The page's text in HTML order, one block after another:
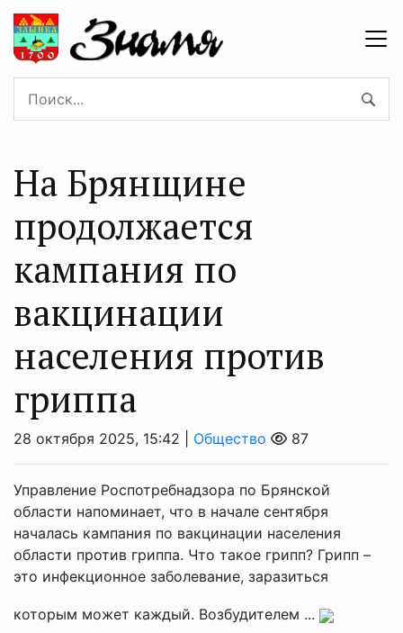
На Брянщине
продолжается
кампания по
вакцинации
населения против
гриппа
28 октября 2025, 15:42 | Общество 87
Управление Роспотребнадзора по Брянской
области напоминает, что в начале сентября
началась кампания по вакцинации населения
области против гриппа. Что такое грипп? Грипп –
это инфекционное заболевание, заразиться
которым может каждый. Возбудителем ...